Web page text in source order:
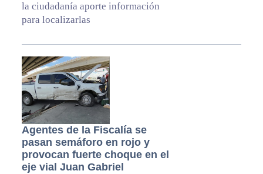
la ciudadanía aporte información
para localizarlas
Agentes de la Fiscalía se
pasan semáforo en rojo y
provocan fuerte choque en el
eje vial Juan Gabriel